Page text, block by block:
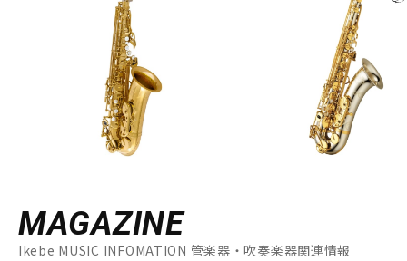
MAGAZINE
Ikebe MUSIC INFOMATION 管楽器・吹奏楽器関連情報